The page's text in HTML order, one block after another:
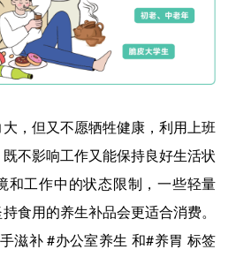
，但又不愿牺牲健康，利用上班
不影响工作又能保持良好生活状
和工作中的状态限制，一些轻量
食用的养生补品会更适合消费。
滋补 #办公室养生 和#养胃 标签